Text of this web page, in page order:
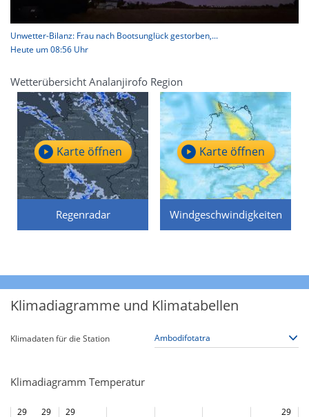
Unwetter-Bilanz: Frau nach Bootsunglück gestorben,...
Heute um 08:56 Uhr
Wetterübersicht Analanjirofo Region
Regenradar
Karte öffnen
Windgeschwindigkeiten
Karte öffnen
Klimadiagramme und Klimatabellen
Klimadaten für die Station
Klimadiagramm Temperatur
29 29 29 29